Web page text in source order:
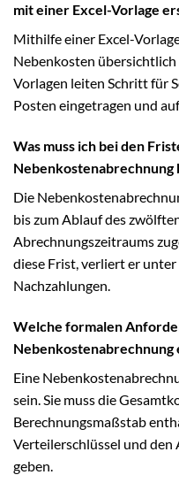
mit einer Excel-Vorlage
Mithilfe einer Excel-
Nebenkosten
Vorlagen leiten Schritt für
Posten eingetragen und
Was muss ich bei den
Nebenkostenabrechnung
Die
bis zum Ablauf des
Abrechnungszeitraums
diese Frist, verliert er
Nachzahlungen.
Welche formalen
Nebenkostenabrechnung
Eine
sein. Sie muss die
Berechnungsmaßstab
Verteilerschlüssel und
geben.